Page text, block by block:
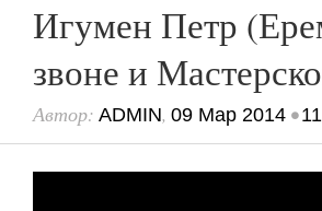
Игумен Петр
звоне и
Автор: ADMIN, 09 Мар 2014 •